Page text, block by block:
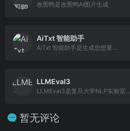
改图鸭是改图鸭AI图片生成
AiTxt 智能助手
AiTxt 智能助手是生成您想要...
LLMEval3
LLMEval3是复旦大学NLP实验室...
暂无评论